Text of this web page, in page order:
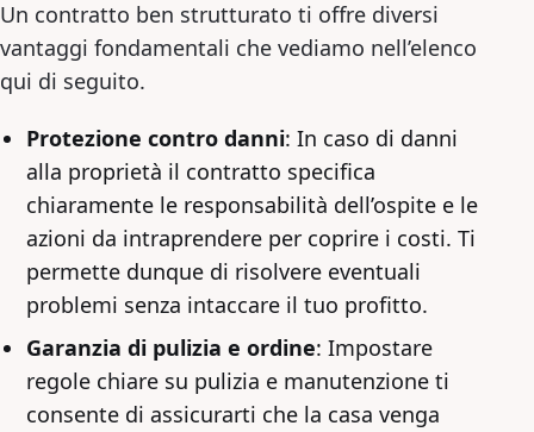
Un contratto ben strutturato ti offre diversi
vantaggi fondamentali che vediamo nell’elenco
qui di seguito.
Protezione contro danni: In caso di danni
alla proprietà il contratto specifica
chiaramente le responsabilità dell’ospite e le
azioni da intraprendere per coprire i costi. Ti
permette dunque di risolvere eventuali
problemi senza intaccare il tuo profitto.
Garanzia di pulizia e ordine: Impostare
regole chiare su pulizia e manutenzione ti
consente di assicurarti che la casa venga